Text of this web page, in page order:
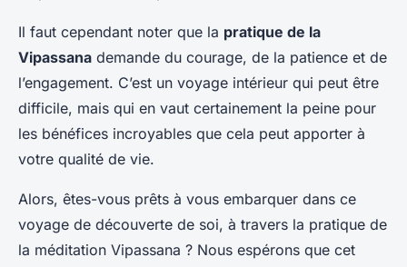
Il faut cependant noter que la pratique de la
Vipassana demande du courage, de la patience et de
l’engagement. C’est un voyage intérieur qui peut être
difficile, mais qui en vaut certainement la peine pour
les bénéfices incroyables que cela peut apporter à
votre qualité de vie.
Alors, êtes-vous prêts à vous embarquer dans ce
voyage de découverte de soi, à travers la pratique de
la méditation Vipassana ? Nous espérons que cet